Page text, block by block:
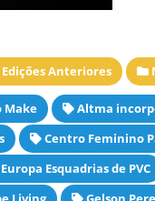
Edições Anteriores
Make Altma
Centro Feminino
Europa Esquadrias de PVC